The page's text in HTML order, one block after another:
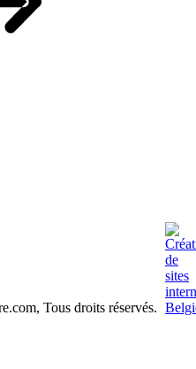
Tous droits réservés.